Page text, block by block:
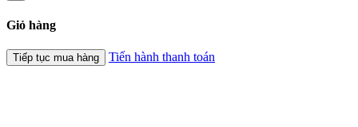
Giỏ hàng
Tiếp tục mua hàng Tiến hành thanh toán